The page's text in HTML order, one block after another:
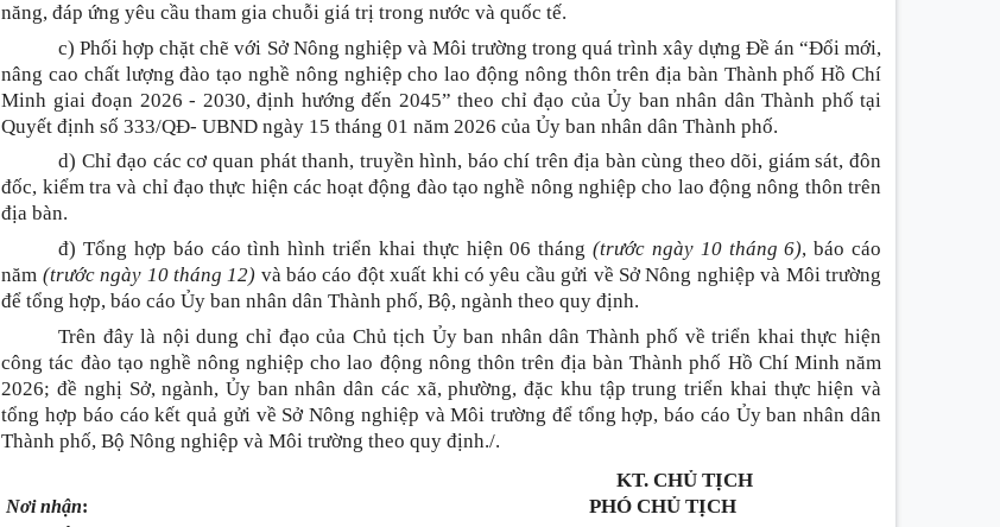
năng, đáp ứng yêu cầu tham gia chuỗi giá trị trong nước và quốc tế.
c) Phối hợp chặt chẽ với Sở Nông nghiệp và Môi trường trong quá trình xây dựng Đề án “Đổi mới,
nâng cao chất lượng đào tạo nghề nông nghiệp cho lao động nông thôn trên địa bàn Thành phố Hồ Chí
Minh giai đoạn 2026 - 2030, định hướng đến 2045” theo chỉ đạo của Ủy ban nhân dân Thành phố tại
Quyết định số 333/QĐ- UBND ngày 15 tháng 01 năm 2026 của Ủy ban nhân dân Thành phố.
d) Chỉ đạo các cơ quan phát thanh, truyền hình, báo chí trên địa bàn cùng theo dõi, giám sát, đôn
đốc, kiểm tra và chỉ đạo thực hiện các hoạt động đào tạo nghề nông nghiệp cho lao động nông thôn trên
địa bàn.
đ) Tổng hợp báo cáo tình hình triển khai thực hiện 06 tháng(trước ngày 10 tháng 6), báo cáo
năm (trước ngày 10 tháng 12) và báo cáo đột xuất khi có yêu cầu gửi về Sở Nông nghiệp và Môi trường
để tổng hợp, báo cáo Ủy ban nhân dân Thành phố, Bộ, ngành theo quy định.
Trên đây là nội dung chỉ đạo của Chủ tịch Ủy ban nhân dân Thành phố về triển khai thực hiện
công tác đào tạo nghề nông nghiệp cho lao động nông thôn trên địa bàn Thành phố Hồ Chí Minh năm
2026; đề nghị Sở, ngành, Ủy ban nhân dân các xã, phường, đặc khu tập trung triển khai thực hiện và
tổng hợp báo cáo kết quả gửi về Sở Nông nghiệp và Môi trường để tổng hợp, báo cáo Ủy ban nhân dân
Thành phố, Bộ Nông nghiệp và Môi trường theo quy định./.
Nơi nhận:
KT. CHỦ TỊCH
PHÓ CHỦ TỊCH